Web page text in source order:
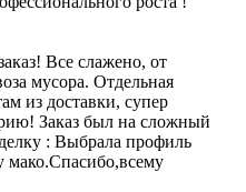
Все слажено, от
мусора. Отдельная
из доставки, супер
Заказ был на сложный
: Выбрала профиль
мако.Спасибо,всему